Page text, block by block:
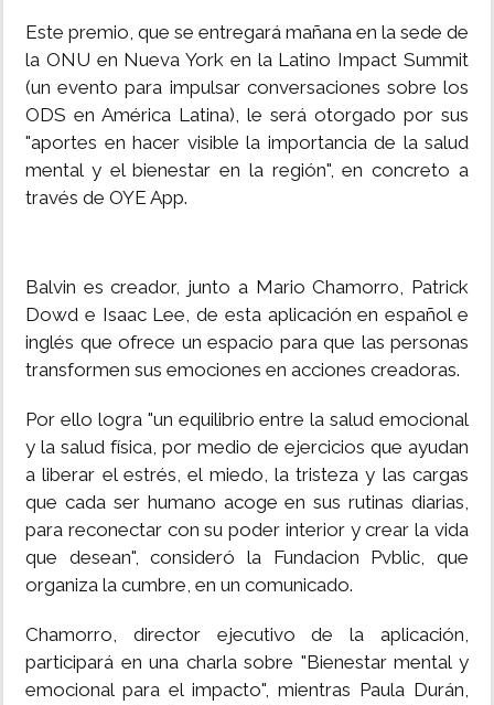
Este premio, que se entregará mañana en la sede de
la ONU en Nueva York en la Latino Impact Summit
(un evento para impulsar conversaciones sobre los
ODS en América Latina), le será otorgado por sus
"aportes en hacer visible la importancia de la salud
mental y el bienestar en la región", en concreto a
través de OYE App.
Balvin es creador, junto a Mario Chamorro, Patrick
Dowd e Isaac Lee, de esta aplicación en español e
inglés que ofrece un espacio para que las personas
transformen sus emociones en acciones creadoras.
Por ello logra "un equilibrio entre la salud emocional
y la salud física, por medio de ejercicios que ayudan
a liberar el estrés, el miedo, la tristeza y las cargas
que cada ser humano acoge en sus rutinas diarias,
para reconectar con su poder interior y crear la vida
que desean", consideró la Fundacion Pvblic, que
organiza la cumbre, en un comunicado.
Chamorro, director ejecutivo de la aplicación,
participará en una charla sobre "Bienestar mental y
emocional para el impacto", mientras Paula Durán,